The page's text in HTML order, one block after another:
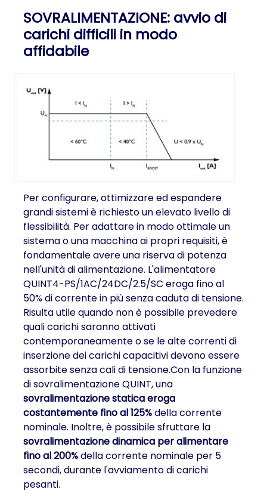
SOVRALIMENTAZIONE: avvio di
carichi difficili in modo
affidabile
Per configurare, ottimizzare ed espandere
grandi sistemi è richiesto un elevato livello di
flessibilità. Per adattare in modo ottimale un
sistema o una macchina ai propri requisiti, è
fondamentale avere una riserva di potenza
nell'unità di alimentazione. L'alimentatore
QUINT4-PS/1AC/24DC/2.5/SC eroga fino al
50% di corrente in più senza caduta di tensione.
Risulta utile quando non è possibile prevedere
quali carichi saranno attivati
contemporaneamente o se le alte correnti di
inserzione dei carichi capacitivi devono essere
assorbite senza cali di tensione.Con la funzione
di sovralimentazione QUINT, una
sovralimentazione statica eroga
costantemente fino al 125%della corrente
nominale. Inoltre, è possibile sfruttare la
sovralimentazione dinamica per alimentare
fino al 200%della corrente nominale per 5
secondi, durante l'avviamento di carichi
pesanti.